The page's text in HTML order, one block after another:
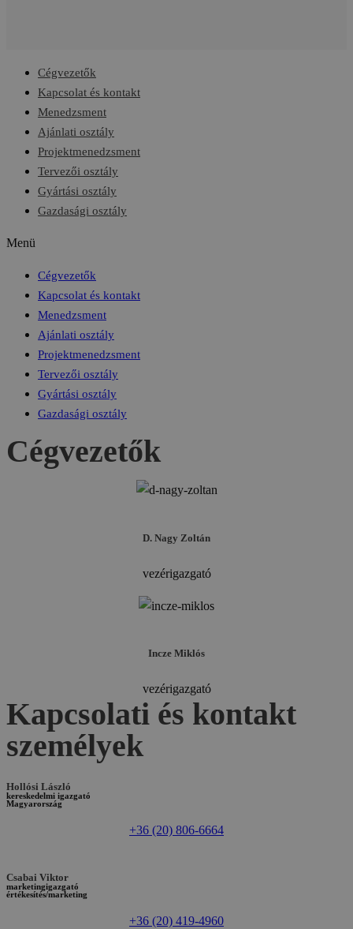
Cégvezetők
Kapcsolat és kontakt
Menedzsment
Ajánlati osztály
Projektmenedzsment
Tervezői osztály
Gyártási osztály
Gazdasági osztály
Menü
Cégvezetők
Kapcsolat és kontakt
Menedzsment
Ajánlati osztály
Projektmenedzsment
Tervezői osztály
Gyártási osztály
Gazdasági osztály
Cégvezetők
D. Nagy Zoltán
vezérigazgató
Incze Miklós
vezérigazgató
Kapcsolati és kontakt
személyek
Hollósi László
kereskedelmi igazgató
Magyarország
+36 (20) 806-6664
Csabai Viktor
marketingigazgató
értékesítés/marketing
+36 (20) 419-4960